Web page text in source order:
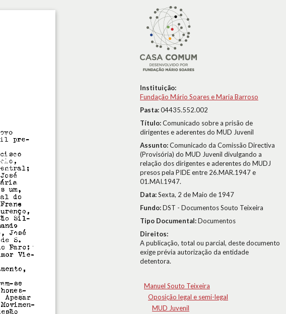
Instituição:
Fundação Mário Soares e Maria Barroso
Pasta:04435.552.002
Título:Comunicado sobre a prisão de
dirigentes e aderentes do MUD Juvenil
Assunto:Comunicado da Comissão Directiva
(Provisória) do MUD Juvenil divulgando a
relação dos dirigentes e aderentes do MUDJ
presos pela PIDE entre 26.MAR.1947 e
01.MAI.1947.
Data:Sexta, 2 de Maio de 1947
Fundo:DST - Documentos Souto Teixeira
Tipo Documental:Documentos
Direitos:
A publicação, total ou parcial, deste documento
exige prévia autorização da entidade
detentora.
Manuel Souto Teixeira
Oposição legal e semi-legal
MUD Juvenil